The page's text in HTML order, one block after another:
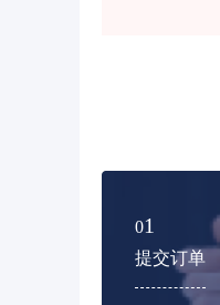
01
提交订单